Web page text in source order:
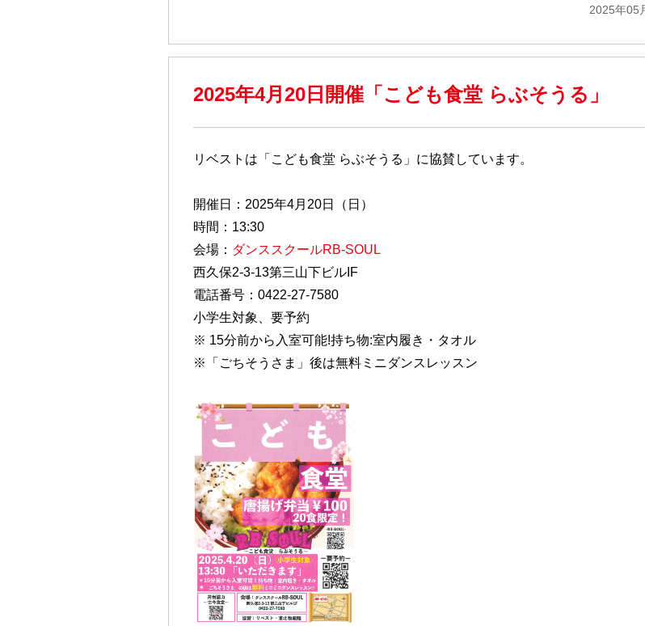
2025年05
2025年4月20日開催「こども食堂 らぶそうる」
リベストは「こども食堂 らぶそうる」に協賛しています。
開催日：2025年4月20日（日）
時間：13:30
会場： ダンススクールRB-SOUL
西久保2-3-13第三山下ビルIF
電話番号：0422-27-7580
小学生対象、要予約
※ 15分前から入室可能!持ち物:室内履き・タオル
※「ごちそうさま」後は無料ミニダンスレッスン